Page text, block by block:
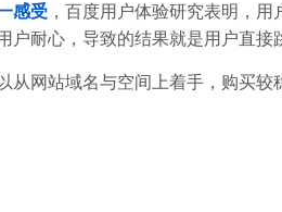
感受 ，百度用户体验研究表明，
耐心，导致的结果就是用户直接
从网站域名与空间上着手，购买